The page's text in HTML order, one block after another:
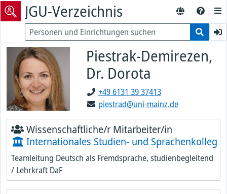
JGU-Verzeichnis
Piestrak-Demirezen,
Dr. Dorota
+49 6131 39 37413
piestrad@uni-mainz.de
Wissenschaftliche/r Mitarbeiter/in
Internationales Studien- und Sprachenkolleg
Teamleitung Deutsch als Fremdsprache, studienbegleitend
/ Lehrkraft DaF